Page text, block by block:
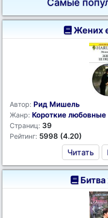
Самые
Жених
Автор: Рид Мишель
Жанр: Короткие
Страниц: 39
Рейтинг: 5998 (4.20)
Читать
Битва